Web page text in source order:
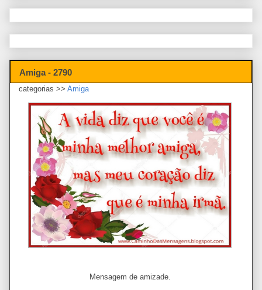
Amiga - 2790
categorias >> Amiga
Mensagem de amizade.